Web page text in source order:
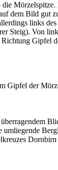
die Mörzelspitze.
dem Bild gut
links des
Steig). Von
Gipfel
Gipfel der
umliegende
Dornbirn